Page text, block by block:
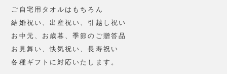
ご自宅用タオルはもちろん
結婚祝い、出産祝い、引越し祝い
お中元、お歳暮、季節のご贈答品
お見舞い、快気祝い、長寿祝い
各種ギフトに対応いたします。